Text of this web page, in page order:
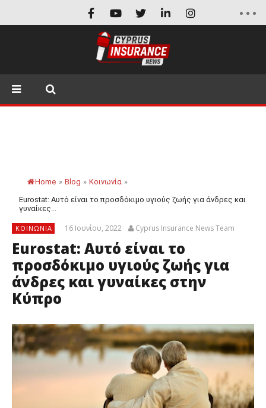
Home » Blog » Κοινωνία »
Eurostat: Αυτό είναι το προσδόκιμο υγιούς ζωής για άνδρες και
γυναίκες...
ΚΟΙΝΩΝΊΑ 16 Ιουνίου, 2022 Cyprus Insurance News Team
Eurostat: Αυτό είναι το
προσδόκιμο υγιούς ζωής για
άνδρες και γυναίκες στην
Κύπρο